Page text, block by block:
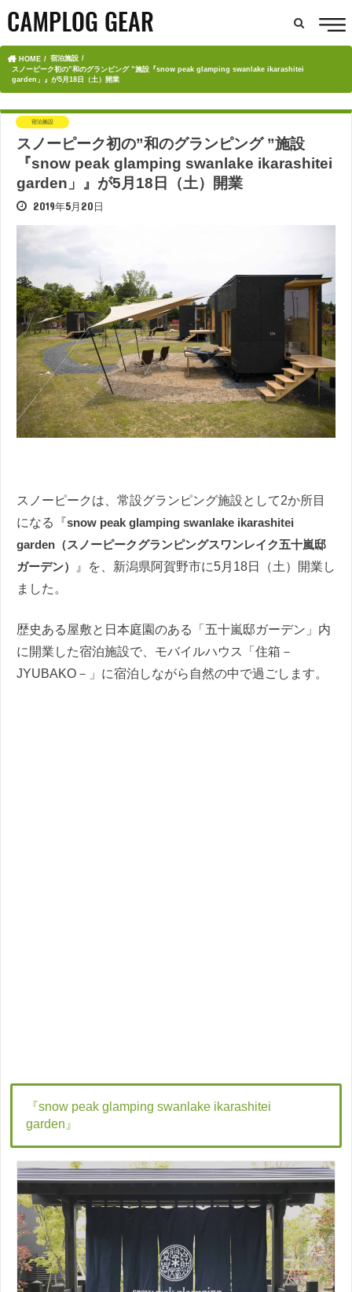
HOME
宿泊施設
スノーピーク初の”和のグランピング ”施設『snow peak glamping swanlake ikarashitei
garden」』が5月18日（土）開業
宿泊施設
スノーピーク初の”和のグランピング ”施設
『snow peak glamping swanlake ikarashitei
garden」』が5月18日（土）開業
2019年5月20日
スノーピークは、常設グランピング施設として2か所目
になる『snow peak glamping swanlake ikarashitei
garden（スノーピークグランピングスワンレイク五十嵐邸
ガーデン）
』を、新潟県阿賀野市に5月18日（土）開業し
ました。
歴史ある屋敷と日本庭園のある「五十嵐邸ガーデン」内
に開業した宿泊施設で、モバイルハウス「住箱－
JYUBAKO－」に宿泊しながら自然の中で過ごします。
『snow peak glamping swanlake ikarashitei
garden』